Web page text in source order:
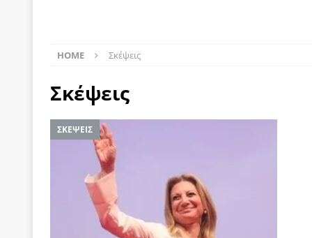
-και οι εκλογές της Άνοιξης
Το μεγάλο «ριφιφί» του
ΑΠΟΨΕΙΣ
[ 6 Αυγούστου 2026 ] 22 πρώην στελέχη της
ελάχιστα πρόσωπα, με λογικές “αυλών”,
[ 6 Αυγούστου 2026 ] Δόμνα Μιχαηλίδου:
HOME Σκέψεις
Σκέψεις
ΣΚΕΨΕΙΣ